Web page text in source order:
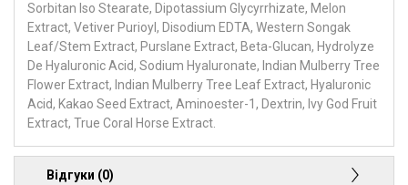
Sorbitan Iso Stearate, Dipotassium Glycyrrhizate, Melon
Extract, Vetiver Purioyl, Disodium EDTA, Western Songak
Leaf/Stem Extract, Purslane Extract, Beta-Glucan, Hydrolyze
De Hyaluronic Acid, Sodium Hyaluronate, Indian Mulberry Tree
Flower Extract, Indian Mulberry Tree Leaf Extract, Hyaluronic
Acid, Kakao Seed Extract, Aminoester-1, Dextrin, Ivy God Fruit
Extract, True Coral Horse Extract.
Відгуки (0)